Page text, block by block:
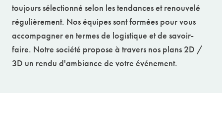
toujours sélectionné selon les tendances et renouvelé
régulièrement. Nos équipes sont formées pour vous
accompagner en termes de logistique et de savoir-
faire. Notre société propose à travers nos plans 2D /
3D un rendu d'ambiance de votre événement.